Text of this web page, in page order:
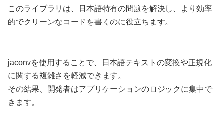
このライブラリは、日本語特有の問題を解決し、より効率
的でクリーンなコードを書くのに役立ちます。
jaconvを使用することで、日本語テキストの変換や正規化
に関する複雑さを軽減できます。
その結果、開発者はアプリケーションのロジックに集中で
きます。